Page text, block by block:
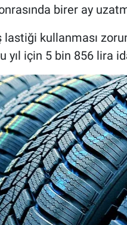
birer ay
lastiği kullanması
yıl için 5 bin 856 lira